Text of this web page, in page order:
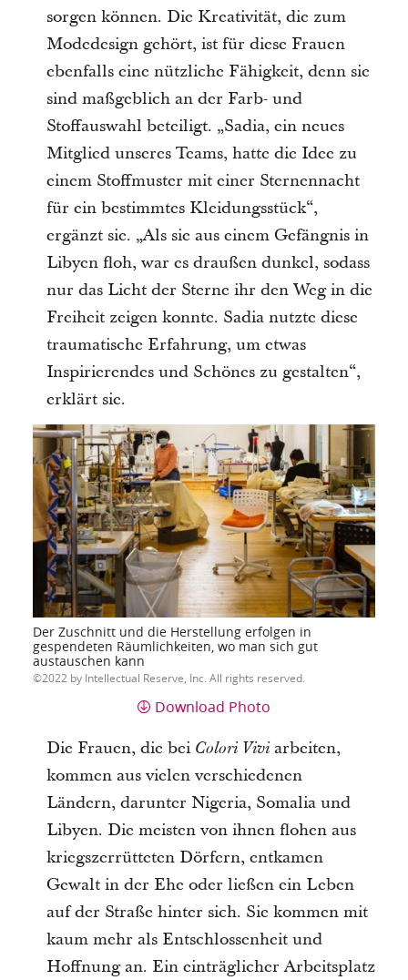
sorgen können. Die Kreativität, die zum
Modedesign gehört, ist für diese Frauen
ebenfalls eine nützliche Fähigkeit, denn sie
sind maßgeblich an der Farb- und
Stoffauswahl beteiligt. „Sadia, ein neues
Mitglied unseres Teams, hatte die Idee zu
einem Stoffmuster mit einer Sternennacht
für ein bestimmtes Kleidungsstück“,
ergänzt sie. „Als sie aus einem Gefängnis in
Libyen floh, war es draußen dunkel, sodass
nur das Licht der Sterne ihr den Weg in die
Freiheit zeigen konnte. Sadia nutzte diese
traumatische Erfahrung, um etwas
Inspirierendes und Schönes zu gestalten“,
erklärt sie.
Der Zuschnitt und die Herstellung erfolgen in
gespendeten Räumlichkeiten, wo man sich gut
austauschen kann
2022 by Intellectual Reserve, Inc. All rights reserved.
Download Photo
Die Frauen, die bei Colori Viviarbeiten,
kommen aus vielen verschiedenen
Ländern, darunter Nigeria, Somalia und
Libyen. Die meisten von ihnen flohen aus
kriegszerrütteten Dörfern, entkamen
Gewalt in der Ehe oder ließen ein Leben
auf der Straße hinter sich. Sie kommen mit
kaum mehr als Entschlossenheit und
Hoffnung an. Ein einträglicher Arbeitsplatz